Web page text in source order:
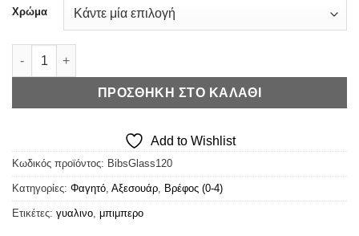
Χρώμα
Bibs Glass Baby Bottle 120ml – Μπιμπερό Γυάλινο με Θηλή
ΠΡΟΣΘΉΚΗ ΣΤΟ ΚΑΛΆΘΙ
Add to Wishlist
Κωδικός προϊόντος: BibsGlass120
Κατηγορίες: Φαγητό, Αξεσουάρ, Βρέφος (0-4)
Ετικέτες: γυαλινο, μπιμπερο